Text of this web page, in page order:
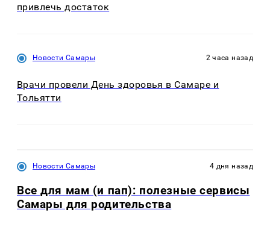
привлечь достаток
Новости Самары 2 часа назад
Врачи провели День здоровья в Самаре и
Тольятти
Новости Самары 4 дня назад
Все для мам (и пап): полезные сервисы
Самары для родительства